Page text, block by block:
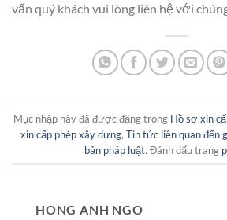
vấn quý khách vui lòng liên hệ với
Mục nhập này đã được đăng trong Hồ sơ xin
xin cấp phép xây dựng, Tin tức liên quan đến
bản pháp luật. Đánh dấu trang
HONG ANH NGO